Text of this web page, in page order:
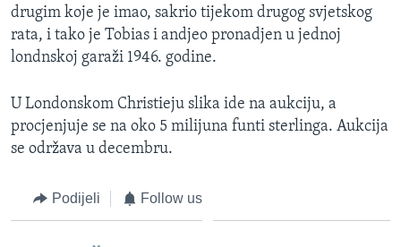
drugim koje je imao, sakrio tijekom drugog svjetskog
rata, i tako je Tobias i andjeo pronadjen u jednoj
londnskoj garaži 1946. godine.
U Londonskom Christieju slika ide na aukciju, a
procjenjuje se na oko 5 milijuna funti sterlinga. Aukcija
se održava u decembru.
Podijeli Follow us